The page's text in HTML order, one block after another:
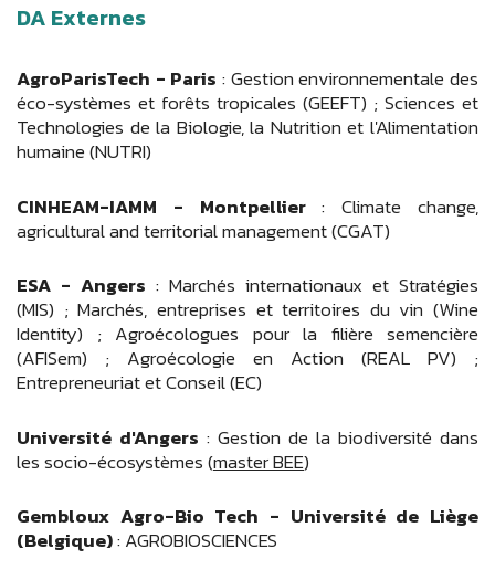
DA Externes
AgroParisTech - Paris : Gestion environnementale des
éco-systèmes et forêts tropicales (GEEFT) ; Sciences et
Technologies de la Biologie, la Nutrition et l'Alimentation
humaine (NUTRI)
CINHEAM-IAMM - Montpellier: Climate change,
agricultural and territorial management (CGAT)
ESA - Angers : Marchés internationaux et Stratégies
(MIS) ; Marchés, entreprises et territoires du vin (Wine
Identity) ; Agroécologues pour la filière semencière
(AFISem) ; Agroécologie en Action (REAL PV) ;
Entrepreneuriat et Conseil (EC)
Université d'Angers : Gestion de la biodiversité dans
les socio-écosystèmes (master BEE)
Gembloux Agro-Bio Tech - Université de Liège
(Belgique): AGROBIOSCIENCES